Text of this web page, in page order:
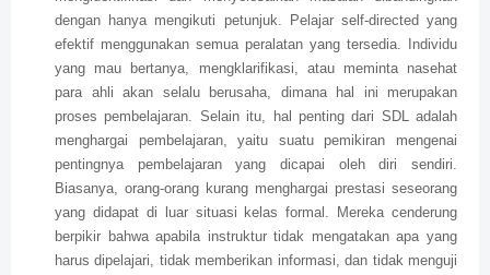
dengan hanya mengikuti petunjuk. Pelajar self-directed yang
efektif menggunakan semua peralatan yang tersedia. Individu
yang mau bertanya, mengklarifikasi, atau meminta nasehat
para ahli akan selalu berusaha, dimana hal ini merupakan
proses pembelajaran. Selain itu, hal penting dari SDL adalah
menghargai pembelajaran, yaitu suatu pemikiran mengenai
pentingnya pembelajaran yang dicapai oleh diri sendiri.
Biasanya, orang-orang kurang menghargai prestasi seseorang
yang didapat di luar situasi kelas formal. Mereka cenderung
berpikir bahwa apabila instruktur tidak mengatakan apa yang
harus dipelajari, tidak memberikan informasi, dan tidak menguji